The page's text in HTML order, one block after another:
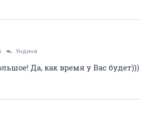
Ундинa
Да, как время у Вас будет)))